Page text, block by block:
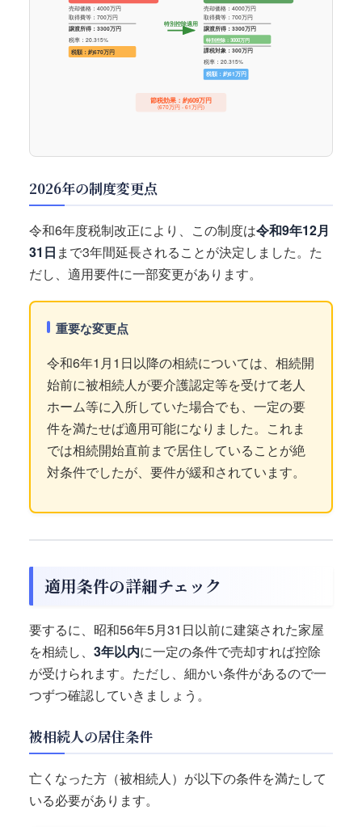
売却価格：4000万円
取得費等：700万円
譲渡所得：3300万円
税率：20.315%
税額：約670万円
特別控除適用
売却価格：4000万円
取得費等：700万円
譲渡所得：3300万円
特別控除：3000万円
課税対象：300万円
税率：20.315%
税額：約61万円
節税効果：約609万円
(670万円 - 61万円)
2026年の制度変更点
令和6年度税制改正により、この制度は令和9年12月
31日 まで3年間延長されることが決定しました。た
だし、適用要件に一部変更があります。
重要な変更点
令和6年1月1日以降の相続については、相続開
始前に被相続人が要介護認定等を受けて老人
ホーム等に入所していた場合でも、一定の要
件を満たせば適用可能になりました。これま
では相続開始直前まで居住していることが絶
対条件でしたが、要件が緩和されています。
適用条件の詳細チェック
要するに、昭和56年5月31日以前に建築された家屋
を相続し、 3年以内に一定の条件で売却すれば控除
が受けられます。ただし、細かい条件があるので一
つずつ確認していきましょう。
被相続人の居住条件
亡くなった方（被相続人）が以下の条件を満たして
いる必要があります。